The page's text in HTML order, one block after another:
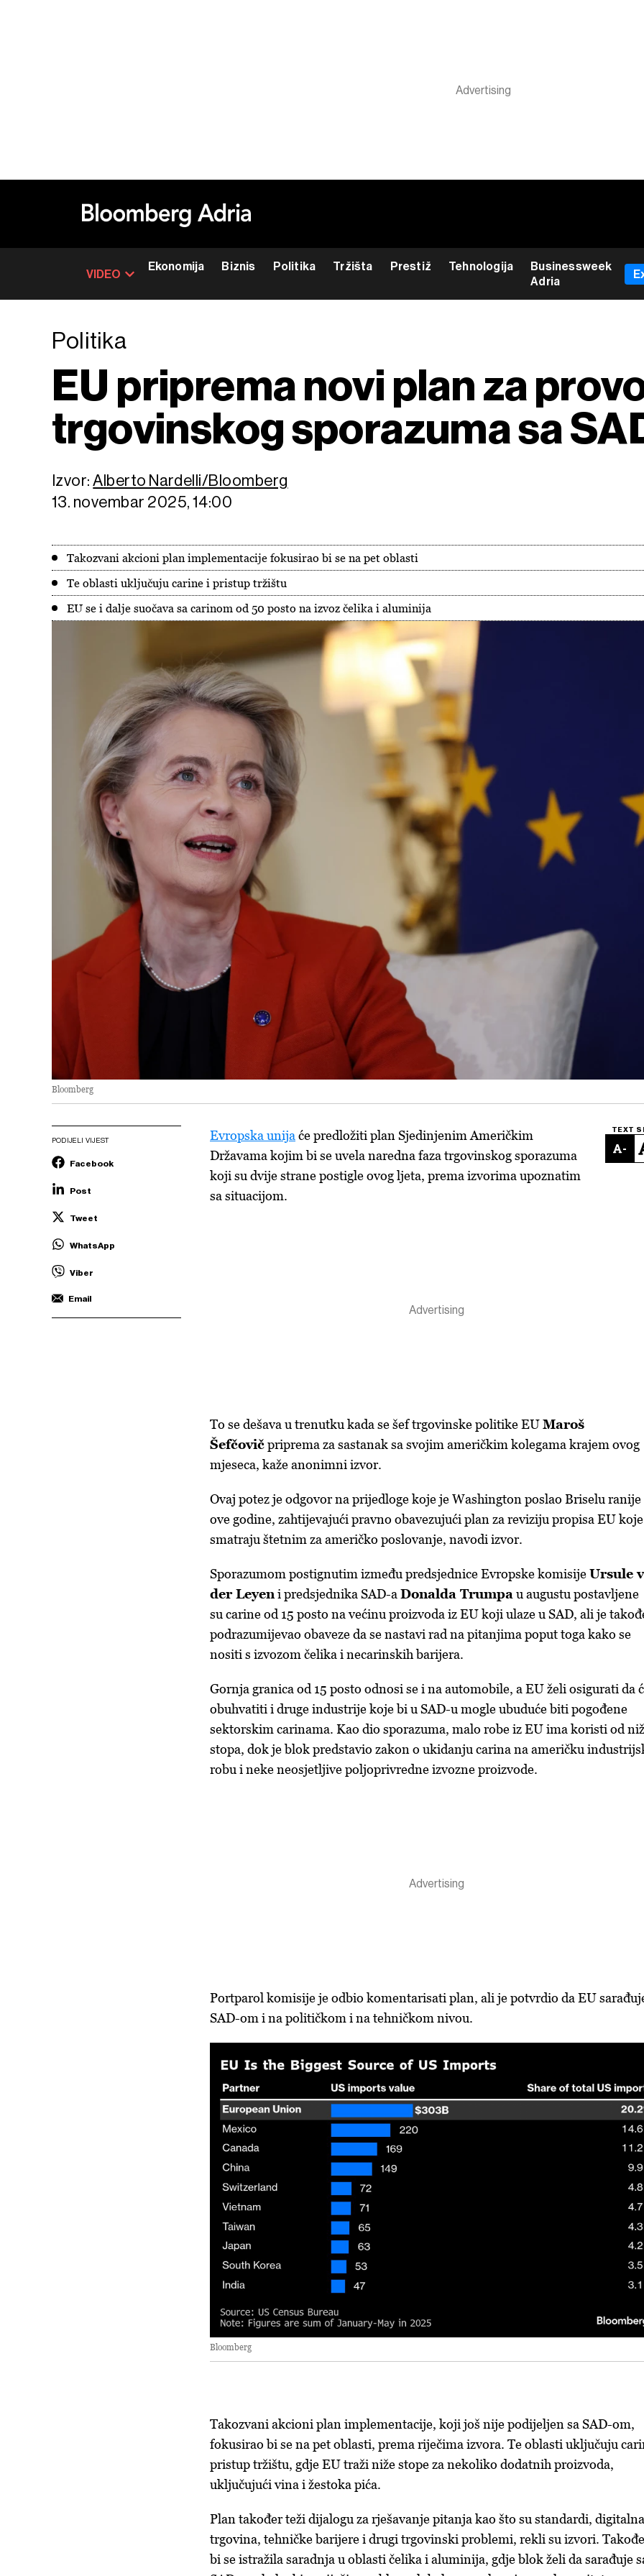
VIDEO
Ekonomija Biznis Politika Tržišta Prestiž Tehnologija
Businessweek
Adria
Politika
EU priprema novi plan za
trgovinskog sporazuma sa
Izvor:Alberto Nardelli/Bloomberg
13. novembar 2025, 14:00
Takozvani akcioni plan implementacije fokusirao bi se na pet oblasti
Te oblasti uključuju carine i pristup tržištu
EU se i dalje suočava sa carinom od 50 posto na izvoz čelika i aluminija
Bloomberg
PODIJELI VIJEST
Facebook
Post
Tweet
WhatsApp
Viber
Email
TEXT
-
Evropska unija će predložiti plan Sjedinjenim Američkim
Državama kojim bi se uvela naredna faza trgovinskog sporazuma
koji su dvije strane postigle ovog ljeta, prema izvorima upoznatim
sa situacijom.
To se dešava u trenutku kada se šef trgovinske politike EUMaroš
Šefčovičpriprema za sastanak sa svojim američkim kolegama krajem ovog
mjeseca, kaže anonimni izvor.
Ovaj potez je odgovor na prijedloge koje je Washington poslao Briselu ranije
ove godine, zahtijevajući pravno obavezujući plan za reviziju propisa EU koje
smatraju štetnim za američko poslovanje, navodi izvor.
Sporazumom postignutim između predsjednice Evropske komisijeUrsule
der Leyeni predsjednika SAD-a Donalda Trumpa u augustu postavljene
su carine od 15 posto na većinu proizvoda iz EU koji ulaze u SAD, ali je
podrazumijevao obaveze da se nastavi rad na pitanjima poput toga kako se
nositi s izvozom čelika i necarinskih barijera.
Gornja granica od 15 posto odnosi se i na automobile, a EU želi osigurati da
obuhvatiti i druge industrije koje bi u SAD-u mogle ubuduće biti pogođene
sektorskim carinama. Kao dio sporazuma, malo robe iz EU ima koristi od
stopa, dok je blok predstavio zakon o ukidanju carina na američku
robu i neke neosjetljive poljoprivredne izvozne proizvode.
Portparol komisije je odbio komentarisati plan, ali je potvrdio da EU
SAD-om i na političkom i na tehničkom nivou.
Bloomberg
Takozvani akcioni plan implementacije, koji još nije podijeljen sa SAD-om,
fokusirao bi se na pet oblasti, prema riječima izvora. Te oblasti uključuju
pristup tržištu, gdje EU traži niže stope za nekoliko dodatnih proizvoda,
uključujući vina i žestoka pića.
Plan također teži dijalogu za rješavanje pitanja kao što su standardi, digitalna
trgovina, tehničke barijere i drugi trgovinski problemi, rekli su izvori.
bi se istražila saradnja u oblasti čelika i aluminija, gdje blok želi da sarađuje